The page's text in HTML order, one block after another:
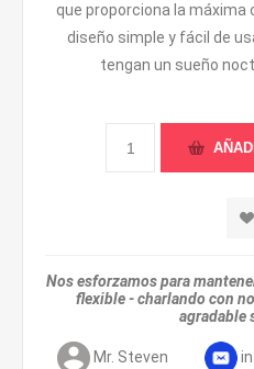
que proporciona la máxima
diseño simple y fácil de
tengan un sueño
Nos esforzamos para
flexible - charlando con
agradable
Mr. Steven